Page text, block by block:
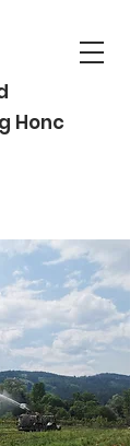
Honc